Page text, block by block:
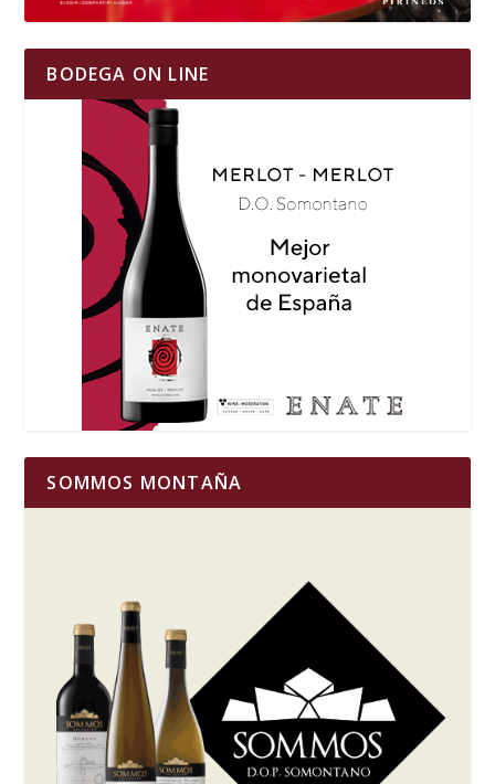
BODEGA ON LINE
SOMMOS MONTAÑA